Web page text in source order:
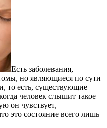
Есть заболевания,
но являющиеся по сути
то есть, существующие
человек слышит такое
он чувствует,
это состояние всего лишь